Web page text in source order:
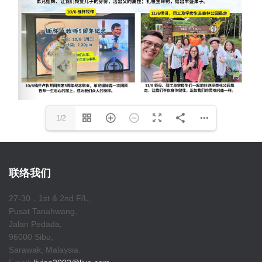
1/2
联络我们
27-30，1st & 2nd F/L,
Pusat Tanahwang,
Jalan Pedada,
96000 Sibu,
Sarawak, Malaysia.